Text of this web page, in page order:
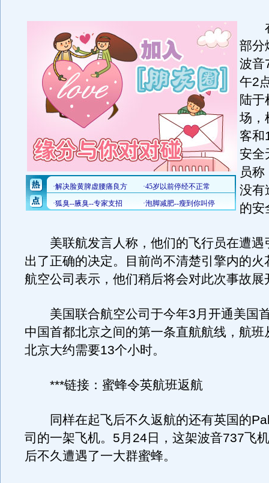
在
部分
波音
午2
陆于
场，
客和
安全
员
没有
的安
美联航发言人称，他们的飞行员在遭遇
出了正确的决定。目前尚不清楚引擎内的火
航空公司表示，他们稍后将会对此次事故展
美国联合航空公司于今年3月开通美国
中国首都北京之间的第一条直航航线，航班
北京大约需要13个小时。
***链接：蜜蜂令英航班返航
同样在起飞后不久返航的还有英国的
司的一架飞机。5月24日，这架波音737飞
后不久遭遇了一大群蜜蜂。